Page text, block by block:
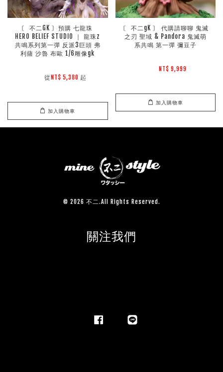
〘 不二GK 〙預購 七龍珠
HERO BELIEF STUDIO ｜ 龍珠z
共鳴系列第一彈 反派3巨頭 弗
利薩 沙魯 布歐 1/6雕像gk
        從
NT$ 5,380 起
加入購物車
〘 不二gK 〙 代購請聊聊 鬼滅
之刃 聖域 & Pandora 鬼滅萌
系共鳴 第一彈 彌豆子
NT$ 9,999
加入購物車
© 2026 不二.All Rights Reserved.
關注我們